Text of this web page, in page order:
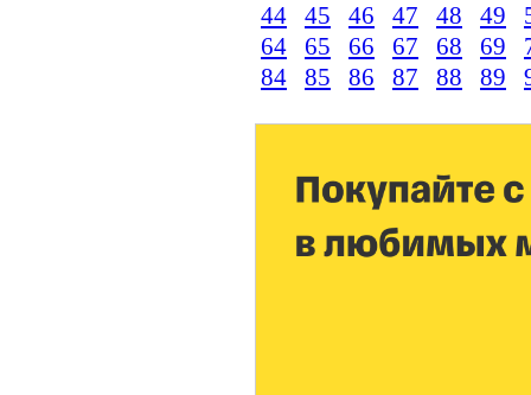
44
45 46 47 48 49
64
65 66 67 68 69
84
85 86 87 88 89